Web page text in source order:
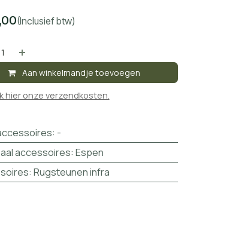
(Inclusief btw)
Aan winkelmandje toevoegen
hier onze verzendkosten.
: -
accessoires:Espen
:Rugsteunen infra